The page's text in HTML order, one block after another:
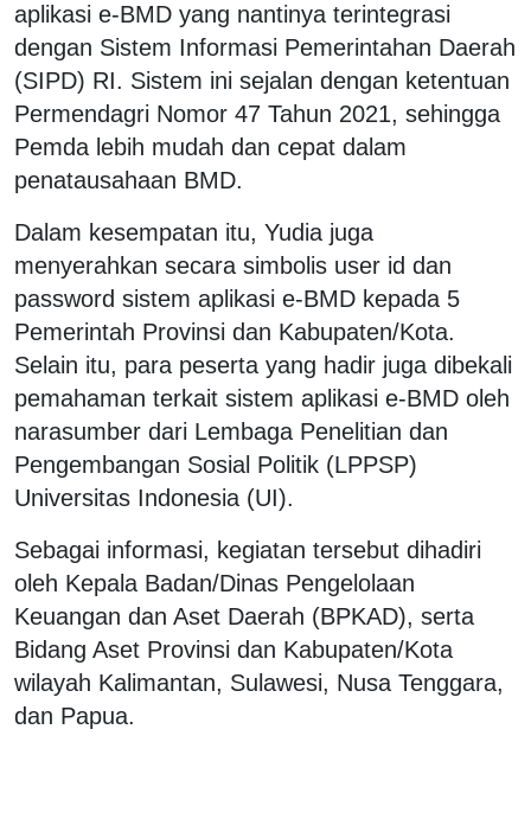
aplikasi e-BMD yang nantinya terintegrasi
dengan Sistem Informasi Pemerintahan Daerah
(SIPD) RI. Sistem ini sejalan dengan ketentuan
Permendagri Nomor 47 Tahun 2021, sehingga
Pemda lebih mudah dan cepat dalam
penatausahaan BMD.
Dalam kesempatan itu, Yudia juga
menyerahkan secara simbolis user id dan
password sistem aplikasi e-BMD kepada 5
Pemerintah Provinsi dan Kabupaten/Kota.
Selain itu, para peserta yang hadir juga dibekali
pemahaman terkait sistem aplikasi e-BMD oleh
narasumber dari Lembaga Penelitian dan
Pengembangan Sosial Politik (LPPSP)
Universitas Indonesia (UI).
Sebagai informasi, kegiatan tersebut dihadiri
oleh Kepala Badan/Dinas Pengelolaan
Keuangan dan Aset Daerah (BPKAD), serta
Bidang Aset Provinsi dan Kabupaten/Kota
wilayah Kalimantan, Sulawesi, Nusa Tenggara,
dan Papua.